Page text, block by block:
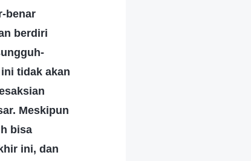
benar
berdiri
tidak akan
Meskipun
bisa
ini, dan